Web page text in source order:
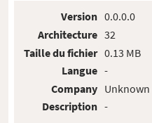
Version
Architecture
Taille du fichier
Langue
Company
Description
0.0.0.0
32
0.13 MB
-
Unknown
-